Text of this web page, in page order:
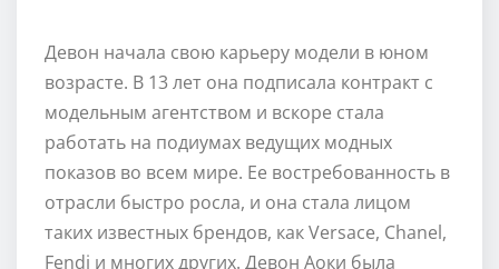
Девон начала свою карьеру модели в юном
возрасте. В 13 лет она подписала контракт с
модельным агентством и вскоре стала
работать на подиумах ведущих модных
показов во всем мире. Ее востребованность в
отрасли быстро росла, и она стала лицом
таких известных брендов, как Versace, Chanel,
Fendi и многих других. Девон Аоки была